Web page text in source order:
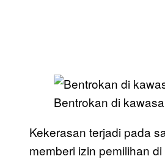
Bentrokan di
Kekerasan terjadi pada
memberi izin pemilihan